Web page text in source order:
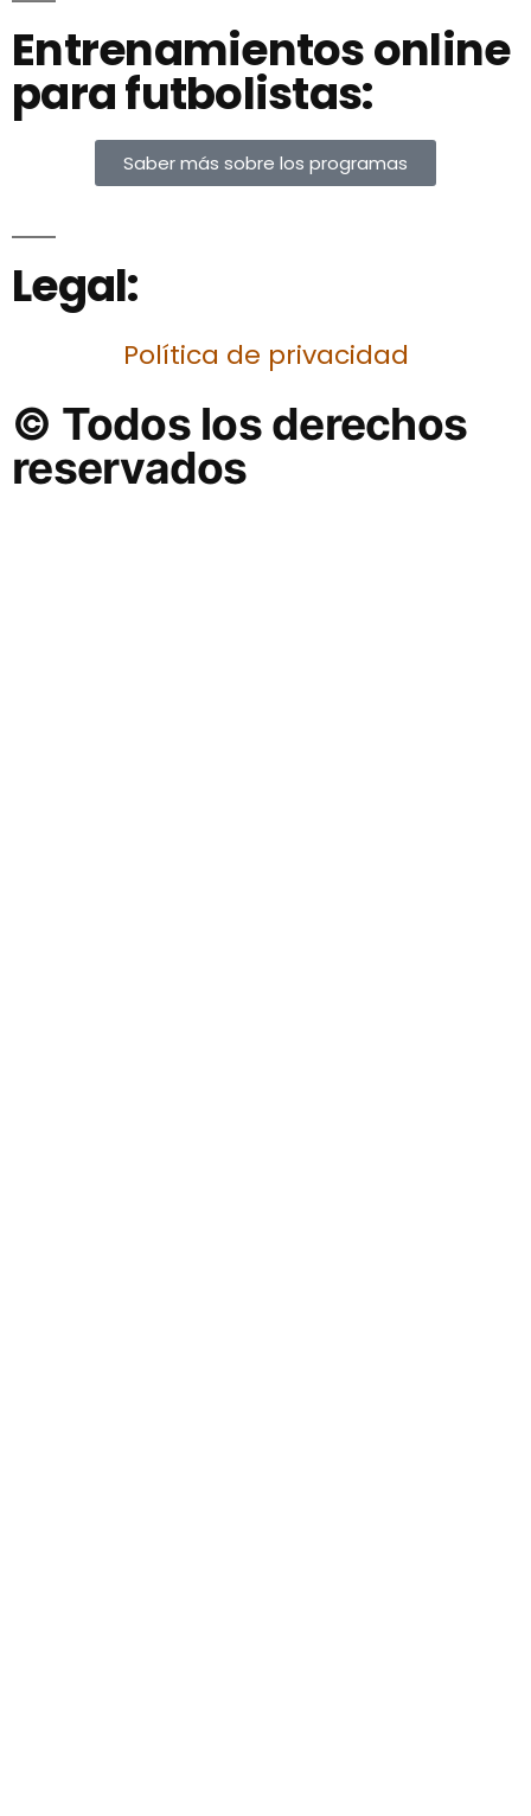
Entrenamientos online
para futbolistas:
Saber más sobre los programas
Legal:
Política de privacidad
© Todos los derechos
reservados